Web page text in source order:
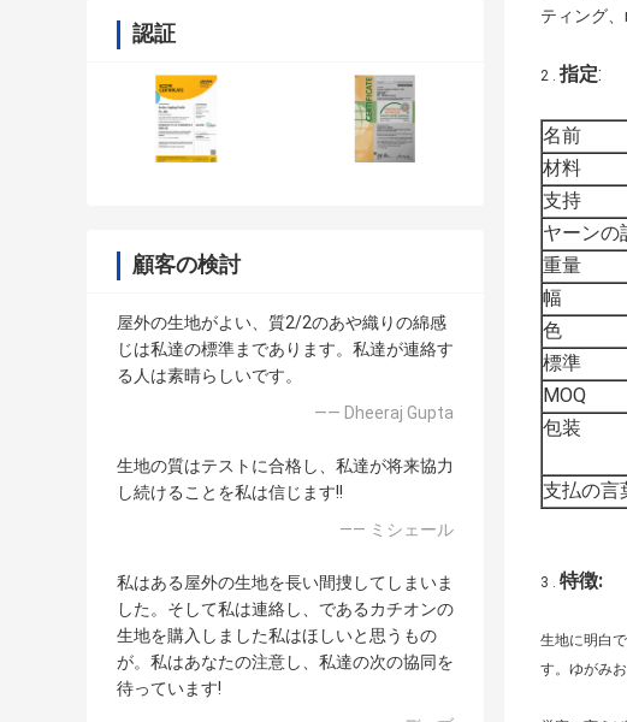
認証
顧客の検討
屋外の生地がよい、質2/2のあや織りの綿感
じは私達の標準まであります。私達が連絡す
る人は素晴らしいです。
—— Dheeraj Gupta
生地の質はテストに合格し、私達が将来協力
し続けることを私は信じます!!
—— ミシェール
私はある屋外の生地を長い間捜してしまいま
した。そして私は連絡し、であるカチオンの
生地を購入しました私はほしいと思うもの
が。私はあなたの注意し、私達の次の協同を
待っています!
ティング
2 . 指定:
名前
材料
支持
ヤーンの
重量
幅
色
標準
MOQ
包装
支払の言
3 . 特徴:
生地に明白
す。ゆがみ